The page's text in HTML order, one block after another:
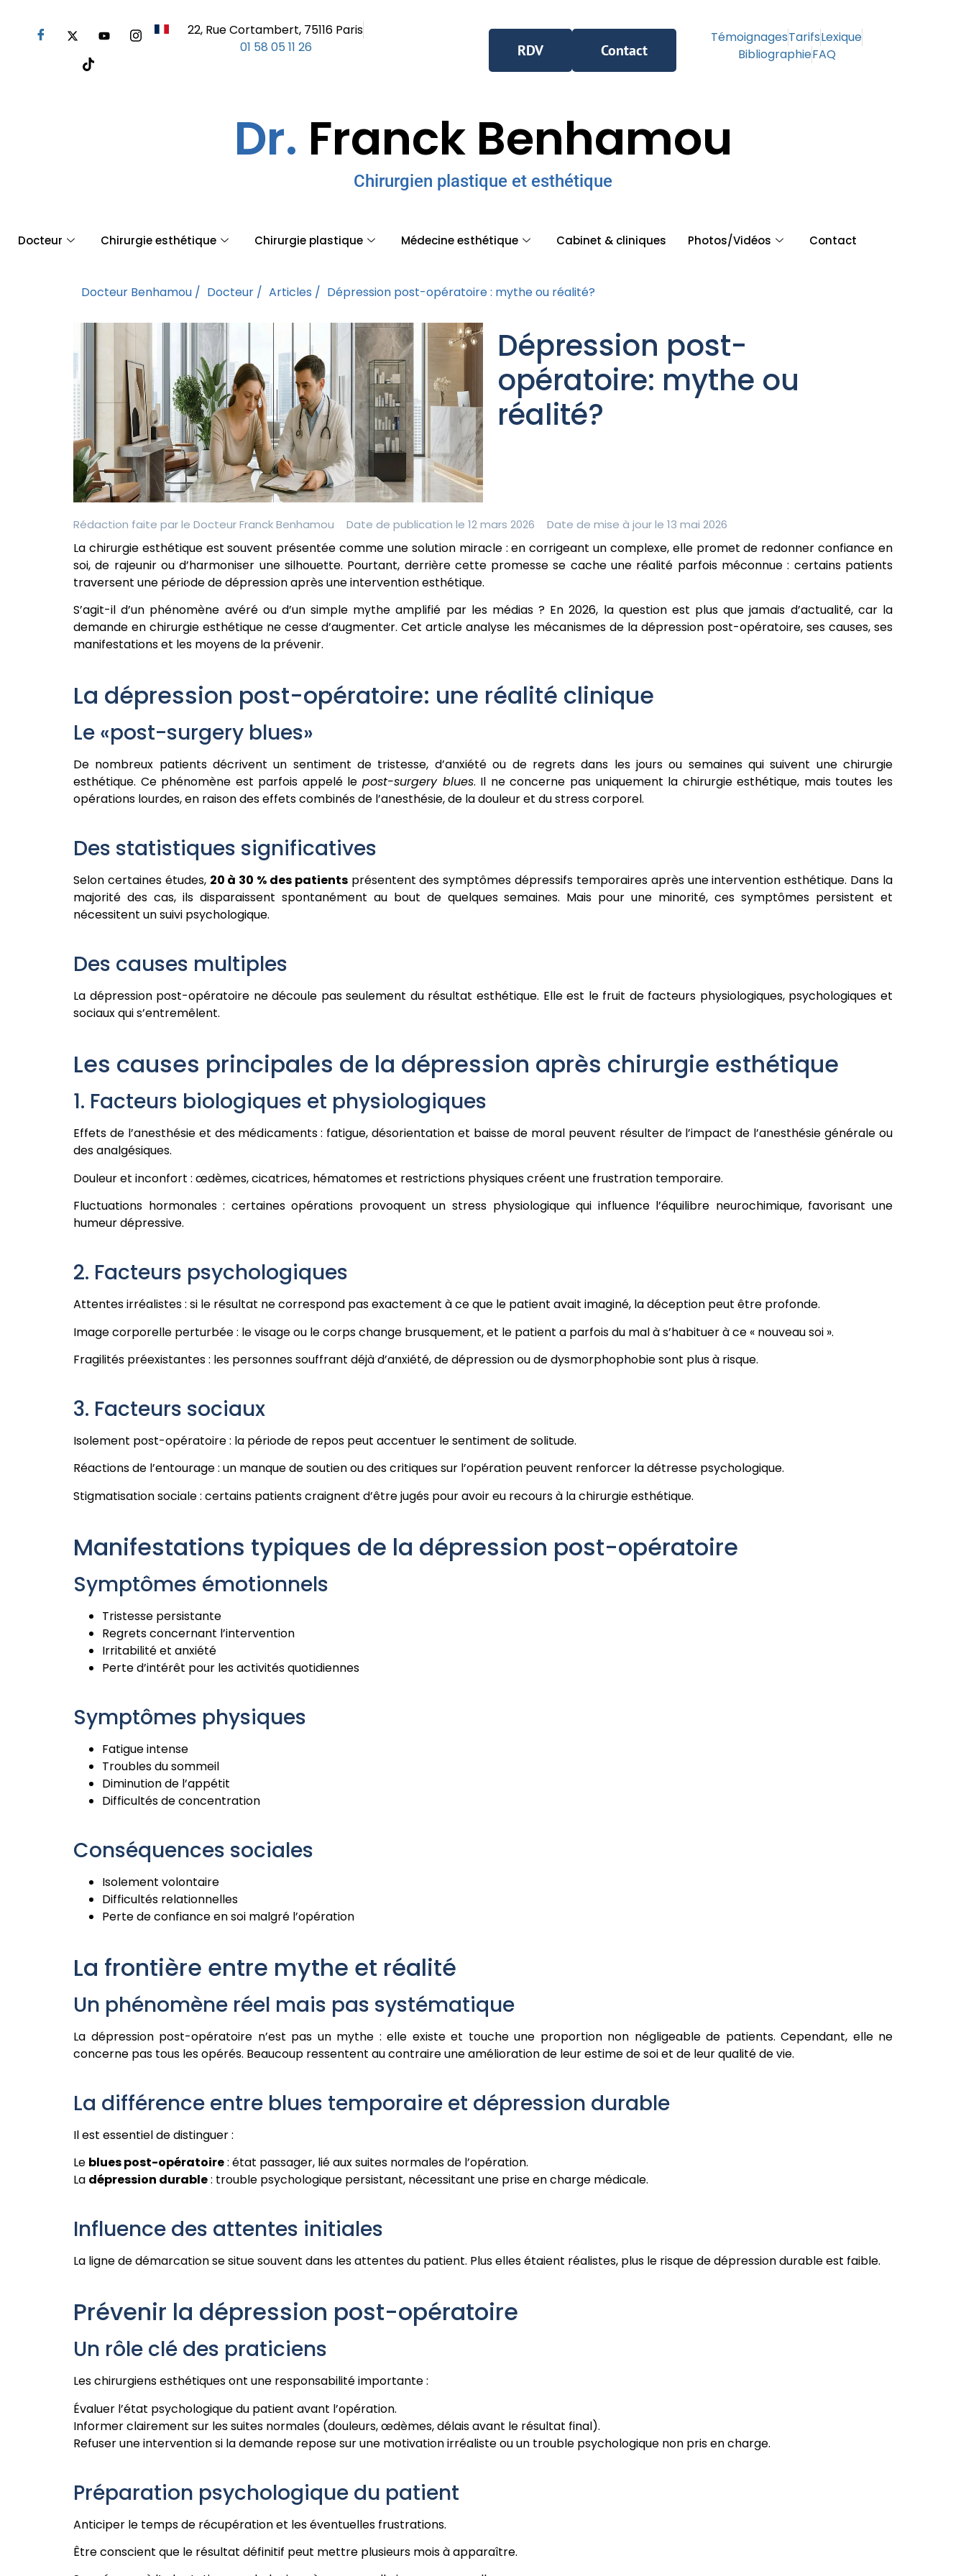
22, Rue Cortambert, 75116 Paris
01 58 05 11 26
RDV Contact
TémoignagesTarifsLexique
BibliographieFAQ
Dr. Franck Benhamou
Chirurgien plastique et esthétique
Docteur Chirurgie esthétique Chirurgie plastique Médecine esthétique Cabinet & cliniques Photos/Vidéos Contact
Docteur Benhamou / Docteur / Articles / Dépression post-opératoire : mythe ou réalité?
Dépression post-
opératoire: mythe ou
réalité?
Rédaction faite par le Docteur Franck Benhamou Date de publication le 12 mars 2026 Date de mise à jour le 13 mai 2026
La chirurgie esthétique est souvent présentée comme une solution miracle : en corrigeant un complexe, elle promet de redonner confiance en
soi, de rajeunir ou d’harmoniser une silhouette. Pourtant, derrière cette promesse se cache une réalité parfois méconnue : certains patients
traversent une période de dépression après une intervention esthétique.
S’agit-il d’un phénomène avéré ou d’un simple mythe amplifié par les médias ? En 2026, la question est plus que jamais d’actualité, car la
demande en chirurgie esthétique ne cesse d’augmenter. Cet article analyse les mécanismes de la dépression post-opératoire, ses causes, ses
manifestations et les moyens de la prévenir.
La dépression post-opératoire: une réalité clinique
Le «post-surgery blues»
De nombreux patients décrivent un sentiment de tristesse, d’anxiété ou de regrets dans les jours ou semaines qui suivent une chirurgie
esthétique. Ce phénomène est parfois appelé lepost-surgery blues. Il ne concerne pas uniquement la chirurgie esthétique, mais toutes les
opérations lourdes, en raison des effets combinés de l’anesthésie, de la douleur et du stress corporel.
Des statistiques significatives
Selon certaines études, 20 à 30 % des patientsprésentent des symptômes dépressifs temporaires après une intervention esthétique. Dans la
majorité des cas, ils disparaissent spontanément au bout de quelques semaines. Mais pour une minorité, ces symptômes persistent et
nécessitent un suivi psychologique.
Des causes multiples
La dépression post-opératoire ne découle pas seulement du résultat esthétique. Elle est le fruit de facteurs physiologiques, psychologiques et
sociaux qui s’entremêlent.
Les causes principales de la dépression après chirurgie esthétique
1. Facteurs biologiques et physiologiques
Effets de l’anesthésie et des médicaments : fatigue, désorientation et baisse de moral peuvent résulter de l’impact de l’anesthésie générale ou
des analgésiques.
Douleur et inconfort : œdèmes, cicatrices, hématomes et restrictions physiques créent une frustration temporaire.
Fluctuations hormonales : certaines opérations provoquent un stress physiologique qui influence l’équilibre neurochimique, favorisant une
humeur dépressive.
2. Facteurs psychologiques
Attentes irréalistes : si le résultat ne correspond pas exactement à ce que le patient avait imaginé, la déception peut être profonde.
Image corporelle perturbée : le visage ou le corps change brusquement, et le patient a parfois du mal à s’habituer à ce « nouveau soi ».
Fragilités préexistantes : les personnes souffrant déjà d’anxiété, de dépression ou de dysmorphophobie sont plus à risque.
3. Facteurs sociaux
Isolement post-opératoire : la période de repos peut accentuer le sentiment de solitude.
Réactions de l’entourage : un manque de soutien ou des critiques sur l’opération peuvent renforcer la détresse psychologique.
Stigmatisation sociale : certains patients craignent d’être jugés pour avoir eu recours à la chirurgie esthétique.
Manifestations typiques de la dépression post-opératoire
Symptômes émotionnels
Tristesse persistante
Regrets concernant l’intervention
Irritabilité et anxiété
Perte d’intérêt pour les activités quotidiennes
Symptômes physiques
Fatigue intense
Troubles du sommeil
Diminution de l’appétit
Difficultés de concentration
Conséquences sociales
Isolement volontaire
Difficultés relationnelles
Perte de confiance en soi malgré l’opération
La frontière entre mythe et réalité
Un phénomène réel mais pas systématique
La dépression post-opératoire n’est pas un mythe : elle existe et touche une proportion non négligeable de patients. Cependant, elle ne
concerne pas tous les opérés. Beaucoup ressentent au contraire une amélioration de leur estime de soi et de leur qualité de vie.
La différence entre blues temporaire et dépression durable
Il est essentiel de distinguer :
Le blues post-opératoire: état passager, lié aux suites normales de l’opération.
La dépression durable: trouble psychologique persistant, nécessitant une prise en charge médicale.
Influence des attentes initiales
La ligne de démarcation se situe souvent dans les attentes du patient. Plus elles étaient réalistes, plus le risque de dépression durable est faible.
Prévenir la dépression post-opératoire
Un rôle clé des praticiens
Les chirurgiens esthétiques ont une responsabilité importante :
Évaluer l’état psychologique du patient avant l’opération.
Informer clairement sur les suites normales (douleurs, œdèmes, délais avant le résultat final).
Refuser une intervention si la demande repose sur une motivation irréaliste ou un trouble psychologique non pris en charge.
Préparation psychologique du patient
Anticiper le temps de récupération et les éventuelles frustrations.
Être conscient que le résultat définitif peut mettre plusieurs mois à apparaître.